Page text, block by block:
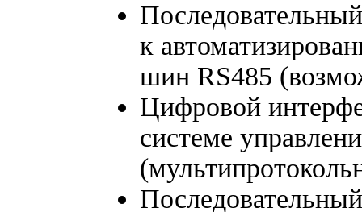
к
шин RS485
Цифровой
системе